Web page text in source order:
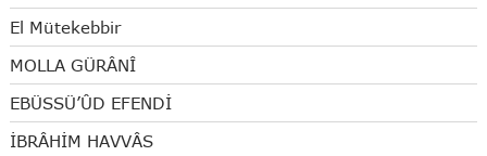
El Mütekebbir
MOLLA GÜRÂNÎ
EBÜSSÜ’ÛD EFENDİ
İBRÂHİM HAVVÂS